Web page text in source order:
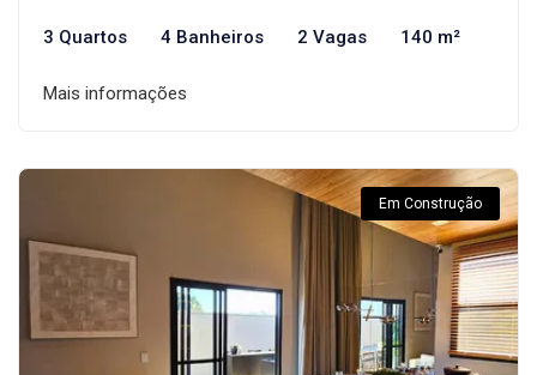
3 Quartos 4 Banheiros 2 Vagas 140 m²
Mais informações
Em Construção